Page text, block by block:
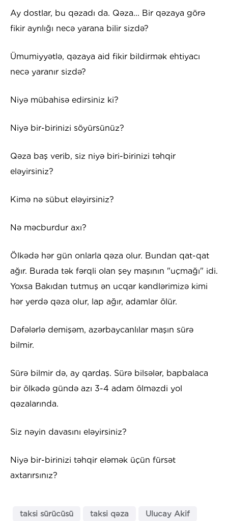
Ay dostlar, bu qəzadı da. Qəza... Bir qəzaya görə
fikir ayrılığı necə yarana bilir sizdə?
Ümumiyyətlə, qəzaya aid fikir bildirmək ehtiyacı
necə yaranır sizdə?
Niyə mübahisə edirsiniz ki?
Niyə bir-birinizi söyürsünüz?
Qəza baş verib, siz niyə biri-birinizi təhqir
eləyirsiniz?
Kimə nə sübut eləyirsiniz?
Nə məcburdur axı?
Ölkədə hər gün onlarla qəza olur. Bundan qat-qat
ağır. Burada tək fərqli olan şey maşının "uçmağı" idi.
Yoxsa Bakıdan tutmuş ən ucqar kəndlərimizə kimi
hər yerdə qəza olur, lap ağır, adamlar ölür.
Dəfələrlə demişəm, azərbaycanlılar maşın sürə
bilmir.
Sürə bilmir də, ay qardaş. Sürə bilsələr, bapbalaca
bir ölkədə gündə azı 3-4 adam ölməzdi yol
qəzalarında.
Siz nəyin davasını eləyirsiniz?
Niyə bir-birinizi təhqir eləmək üçün fürsət
axtarırsınız?
taksi sürücüsü taksi qəza Ulucay Akif